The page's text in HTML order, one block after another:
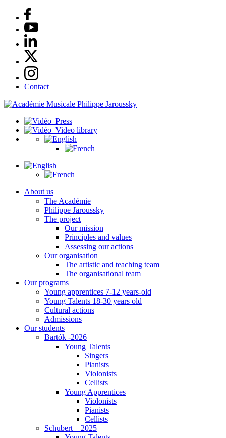
Contact
Press
Video library
About us
The Académie
Philippe Jaroussky
The project
Our mission
Principles and values
Assessing our actions
Our organisation
The artistic and teaching team
The organisational team
Our programs
Young apprentices 7-12 years-old
Young Talents 18-30 years old
Cultural actions
Admissions
Our students
Bartók -2026
Young Talents
Singers
Pianists
Violonists
Cellists
Young Apprentices
Violonists
Pianists
Cellists
Schubert – 2025